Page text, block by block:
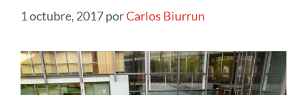
1 octubre, 2017porCarlos Biurrun